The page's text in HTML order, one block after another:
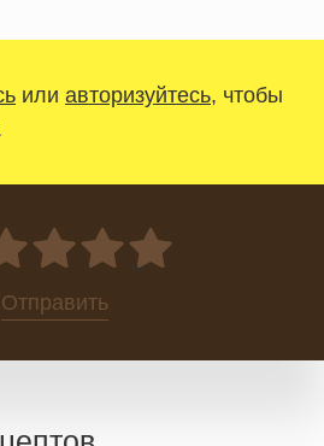
или авторизуйтесь, чтобы
0
Отправить